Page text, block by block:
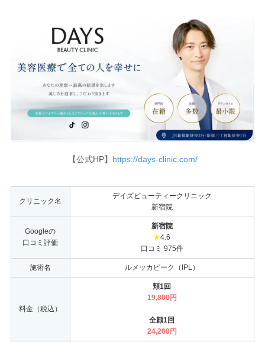
【公式HP】 https://days-clinic.com/
クリニック名
デイズビューティークリニック
新宿院
Googleの
口コミ評価
新宿院
★4.6
口コミ 975件
施術名 ルメッカピーク（IPL）
料金（税込）
頬1回
19,800円
全顔1回
24,200円